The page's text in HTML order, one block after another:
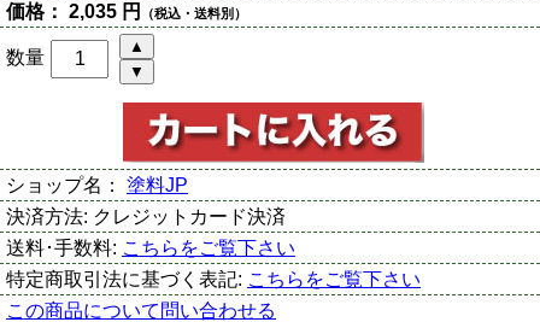
価格： 2,035 円 （税込・送料別）
数量
ショップ名： 塗料JP
決済方法: クレジットカード決済
送料･手数料: こちらをご覧下さい
特定商取引法に基づく表記: こちらをご覧下さい
この商品について問い合わせる